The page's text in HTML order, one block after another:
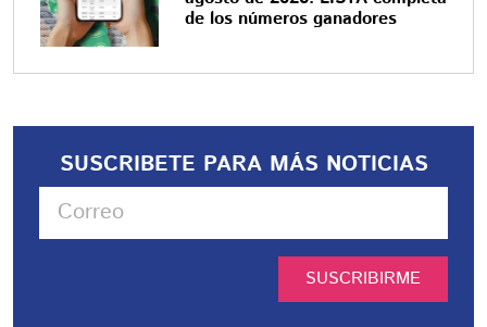
de los números ganadores
SUSCRIBETE PARA MÁS NOTICIAS
SUSCRIBIRME